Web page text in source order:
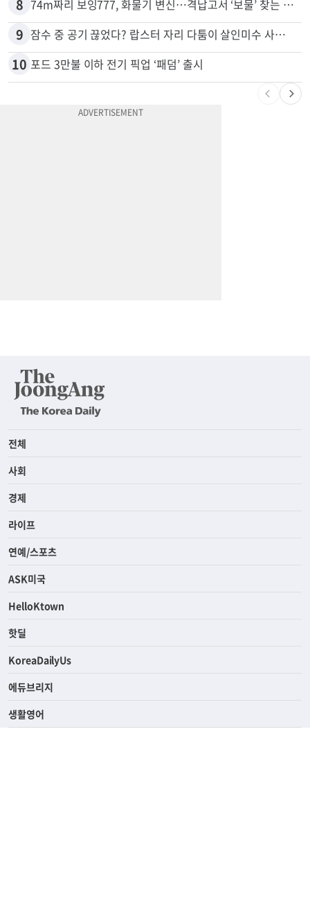
8 74m짜리 보잉777, 화물기 변신…격납고서 ‘보물’ 찾는 인천공항
9 잠수 중 공기 끊었다? 랍스터 자리 다툼이 살인미수 사건으로
10 포드 3만불 이하 전기 픽업 ‘패덤’ 출시
전체
사회
경제
라이프
연예/스포츠
ASK미국
HelloKtown
핫딜
KoreaDailyUs
에듀브리지
생활영어